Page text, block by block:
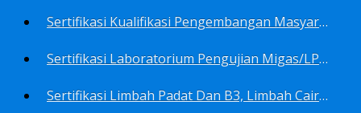
Sertifikasi Kualifikasi Pengembangan Masyarakat BNSP
Sertifikasi Laboratorium Pengujian Migas/LPM BNSP
Sertifikasi Limbah Padat Dan B3, Limbah Cair BNSP